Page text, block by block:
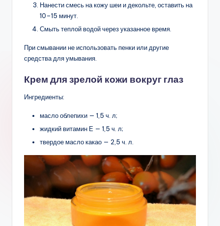
Нанести смесь на кожу шеи и декольте, оставить на
10–15 минут.
Смыть теплой водой через указанное время.
При смывании не использовать пенки или другие
средства для умывания.
Крем для зрелой кожи вокруг глаз
Ингредиенты:
масло облепихи — 1,5 ч. л;
жидкий витамин Е — 1,5 ч. л;
твердое масло какао — 2,5 ч. л.